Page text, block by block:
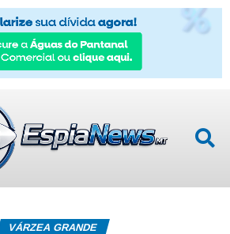
VÁRZEA GRANDE